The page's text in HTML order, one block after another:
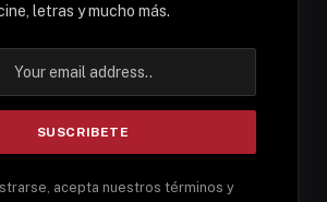
letras y mucho más.
acepta nuestros términos y